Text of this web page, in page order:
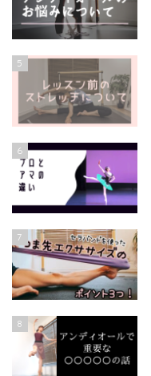
5
6
7
8